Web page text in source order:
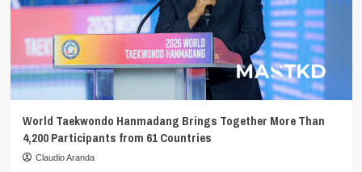
World Taekwondo Hanmadang Brings Together More Than
4,200 Participants from 61 Countries
Claudio Aranda